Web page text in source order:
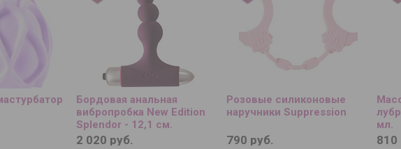
Бордовая анальная
вибропробка New Edition
Splendor - 12,1 см.
2 020 руб.
Розовые силиконовые
наручники Suppression
790 руб.
мл.
810